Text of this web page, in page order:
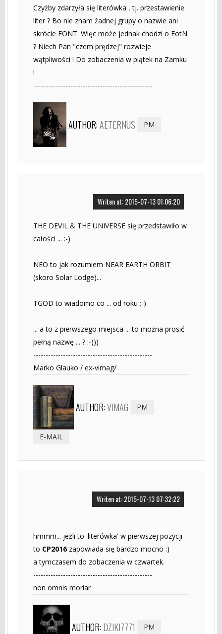
Czyżby zdarzyła się literówka , tj. przestawienie
liter ? Bo nie znam żadnej grupy o nazwie ani
skrócie FONT. Więc może jednak chodzi o FotN
? Niech Pan "czem prędzej" rozwieje
wątpliwości ! Do zobaczenia w piątek na Zamku
!
------------------------------------------------
AUTHOR:AETERNUS PM
Writen at: 2015-07-13 01:06:20
THE DEVIL & THE UNIVERSE się przedstawiło w
całości ... :-)
NEO to jak rozumiem NEAR EARTH ORBIT
(skoro Solar Lodge)...
TGOD to wiadomo co ... od roku ;-)
... a to z pierwszego miejsca ... to można prosić
pełną nazwę ... ? :-)))
------------------------------------------------
Marko Glauko / ex-vimag/
AUTHOR:VIMAG PM
E-MAIL
Writen at: 2015-07-13 07:32:22
hmmm... jeżli to 'literówka' w pierwszej pozycji
to CP2016zapowiada się bardzo mocno :)
a tymczasem do zobaczenia w czwartek.
------------------------------------------------
non omnis moriar
AUTHOR: DZIKI7771 PM